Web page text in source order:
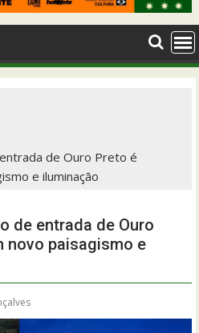
de Ouro Preto é
e iluminação
de entrada de Ouro
novo paisagismo e